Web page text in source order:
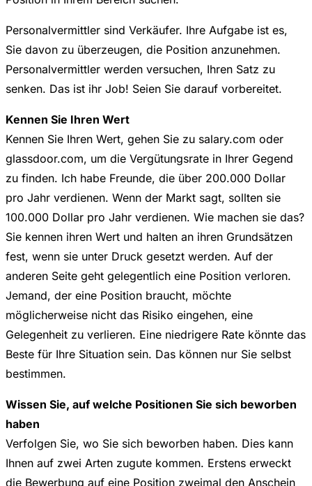
Personalvermittler sind Verkäufer. Ihre Aufgabe ist es,
Sie davon zu überzeugen, die Position anzunehmen.
Personalvermittler werden versuchen, Ihren Satz zu
senken. Das ist ihr Job! Seien Sie darauf vorbereitet.
Kennen Sie Ihren Wert
Kennen Sie Ihren Wert, gehen Sie zu salary.com oder
glassdoor.com, um die Vergütungsrate in Ihrer Gegend
zu finden. Ich habe Freunde, die über 200.000 Dollar
pro Jahr verdienen. Wenn der Markt sagt, sollten sie
100.000 Dollar pro Jahr verdienen. Wie machen sie das?
Sie kennen ihren Wert und halten an ihren Grundsätzen
fest, wenn sie unter Druck gesetzt werden. Auf der
anderen Seite geht gelegentlich eine Position verloren.
Jemand, der eine Position braucht, möchte
möglicherweise nicht das Risiko eingehen, eine
Gelegenheit zu verlieren. Eine niedrigere Rate könnte das
Beste für Ihre Situation sein. Das können nur Sie selbst
bestimmen.
Wissen Sie, auf welche Positionen Sie sich beworben
haben
Verfolgen Sie, wo Sie sich beworben haben. Dies kann
Ihnen auf zwei Arten zugute kommen. Erstens erweckt
die Bewerbung auf eine Position zweimal den Anschein